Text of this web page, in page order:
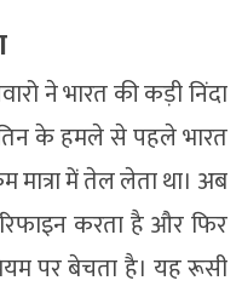
ने भारत की कड़ी निंदा
के हमले से पहले भारत
में तेल लेता था। अब
करता है और फिर
पर बेचता है। यह रूसी